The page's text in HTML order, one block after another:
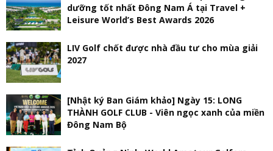
dưỡng tốt nhất Đông Nam Á tại Travel +
Leisure World’s Best Awards 2026
LIV Golf chốt được nhà đầu tư cho mùa giải
2027
[Nhật ký Ban Giám khảo] Ngày 15: LONG
THÀNH GOLF CLUB - Viên ngọc xanh của miền
Đông Nam Bộ